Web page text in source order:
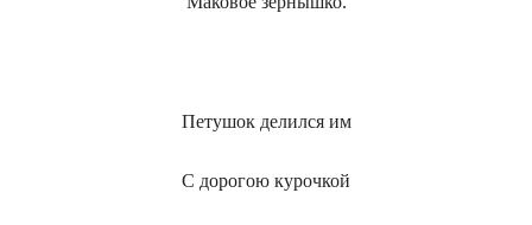
Петушок делился им
С дорогою курочкой